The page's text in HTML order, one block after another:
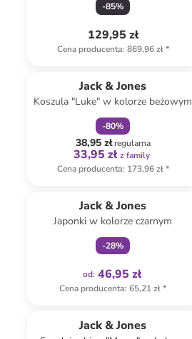
-85%
129,95 zł
Cena producenta: 869,96 zł*
Jack & Jones
Koszula "Luke" w kolorze beżowym
-80%
38,95 złregularna
33,95 zł z family
Cena producenta: 173,96 zł*
Jack & Jones
Japonki w kolorze czarnym
-28%
od: 46,95 zł
Cena producenta: 65,21 zł*
Jack & Jones